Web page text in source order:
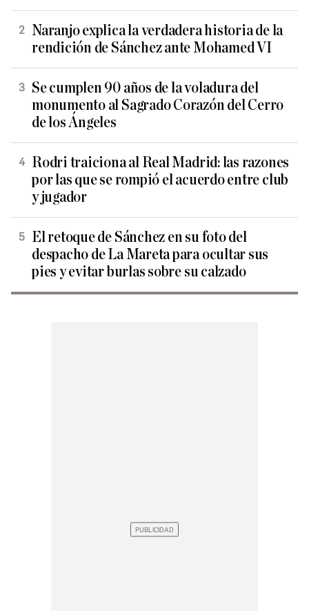
Naranjo explica la verdadera historia de la
rendición de Sánchez ante Mohamed VI
Se cumplen 90 años de la voladura del
monumento al Sagrado Corazón del Cerro
de los Ángeles
Rodri traiciona al Real Madrid: las razones
por las que se rompió el acuerdo entre club
y jugador
El retoque de Sánchez en su foto del
despacho de La Mareta para ocultar sus
pies y evitar burlas sobre su calzado